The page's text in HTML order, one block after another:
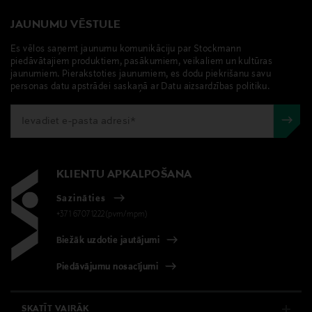
JAUNUMU VĒSTULE
Es vēlos saņemt jaunumu komunikāciju par Stockmann
piedāvātajiem produktiem, pasākumiem, veikaliem un kultūras
jaunumiem. Pierakstoties jaunumiem, es dodu piekrišanu savu
personas datu apstrādei saskaņā ar Datu aizsardzības politiku.
KLIENTU APKALPOŠANA
Sazināties
+371 67071222(pvm/mpm)
Biežāk uzdotie jautājumi
Piedāvājumu nosacījumi
SKATĪT VAIRĀK